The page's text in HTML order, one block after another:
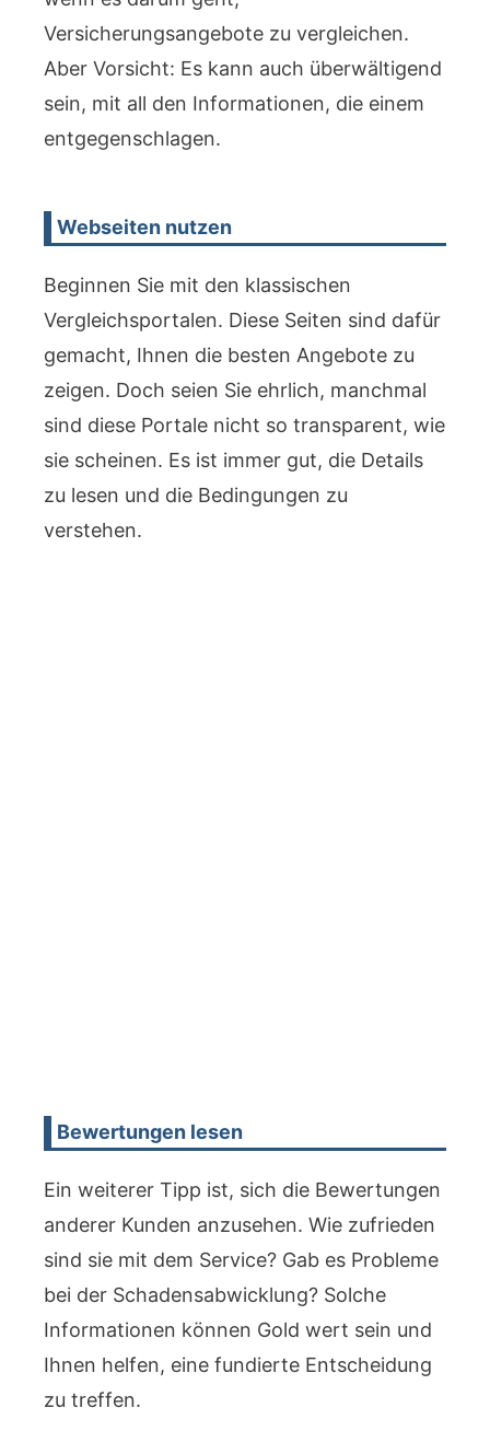
Versicherungsangebote zu vergleichen.
Aber Vorsicht: Es kann auch überwältigend
sein, mit all den Informationen, die einem
entgegenschlagen.
Webseiten nutzen
Beginnen Sie mit den klassischen
Vergleichsportalen. Diese Seiten sind dafür
gemacht, Ihnen die besten Angebote zu
zeigen. Doch seien Sie ehrlich, manchmal
sind diese Portale nicht so transparent, wie
sie scheinen. Es ist immer gut, die Details
zu lesen und die Bedingungen zu
verstehen.
Bewertungen lesen
Ein weiterer Tipp ist, sich die Bewertungen
anderer Kunden anzusehen. Wie zufrieden
sind sie mit dem Service? Gab es Probleme
bei der Schadensabwicklung? Solche
Informationen können Gold wert sein und
Ihnen helfen, eine fundierte Entscheidung
zu treffen.